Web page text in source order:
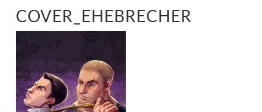
COVER_EHEBRECHER